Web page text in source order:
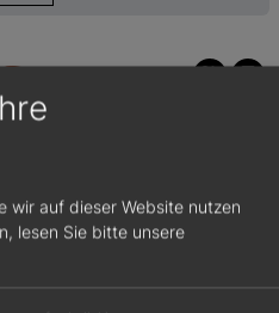
wir auf dieser Website nutzen
lesen Sie bitte unsere